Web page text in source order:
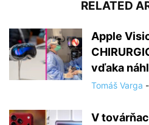
RELATED
Apple
vďaka
Tomáš Varga -
V